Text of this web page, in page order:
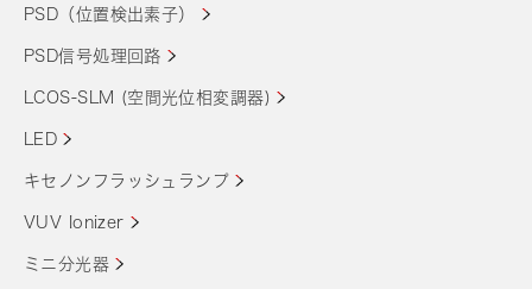
PSD（位置検出素子）
PSD信号処理回路
LCOS-SLM (空間光位相変調器)
LED
キセノンフラッシュランプ
VUV Ionizer
ミニ分光器